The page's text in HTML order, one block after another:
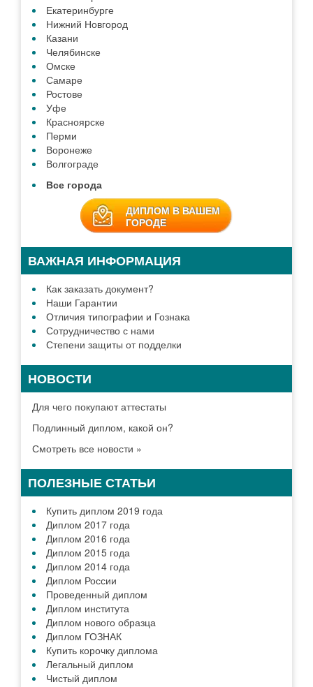
Екатеринбурге
Нижний Новгород
Казани
Челябинске
Омске
Самаре
Ростове
Уфе
Красноярске
Перми
Воронеже
Волгограде
Все города
ДИПЛОМ В ВАШЕМ
ГОРОДЕ
ВАЖНАЯ ИНФОРМАЦИЯ
Как заказать документ?
Наши Гарантии
Отличия типографии и Гознака
Сотрудничество с нами
Степени защиты от подделки
НОВОСТИ
Для чего покупают аттестаты
Подлинный диплом, какой он?
Смотреть все новости »
ПОЛЕЗНЫЕ СТАТЬИ
Купить диплом 2019 года
Диплом 2017 года
Диплом 2016 года
Диплом 2015 года
Диплом 2014 года
Диплом России
Проведенный диплом
Диплом института
Диплом нового образца
Диплом ГОЗНАК
Купить корочку диплома
Легальный диплом
Чистый диплом